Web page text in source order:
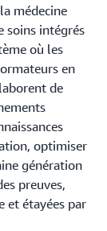
médecine
soins intégrés
où les
en
de
optimiser
génération
preuves,
et étayées par